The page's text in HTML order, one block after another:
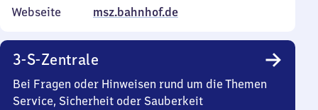
Webseite
msz.bahnhof.de
3-S-Zentrale
Bei Fragen oder Hinweisen rund um die Themen
Service, Sicherheit oder Sauberkeit